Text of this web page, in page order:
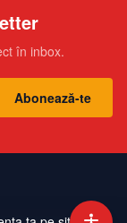
în inbox.
Abonează-te